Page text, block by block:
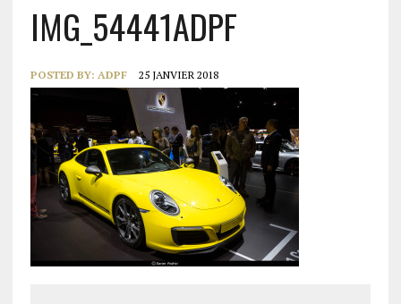
IMG_54441ADPF
POSTED BY: ADPF 25 JANVIER 2018